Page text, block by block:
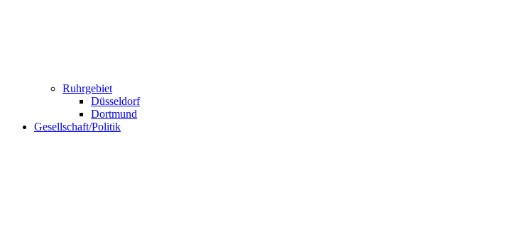
Ruhrgebiet
Düsseldorf
Dortmund
Gesellschaft/Politik